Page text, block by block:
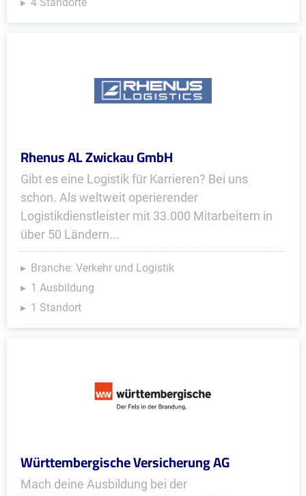
Rhenus AL Zwickau GmbH
Gibt es eine Logistik für Karrieren? Bei uns
schon. Als weltweit operierender
Logistikdienstleister mit 33.000 Mitarbeitern in
über 50 Ländern...
Branche: Verkehr und Logistik
1 Ausbildung
1 Standort
Württembergische Versicherung AG
Mach deine Ausbildung bei der